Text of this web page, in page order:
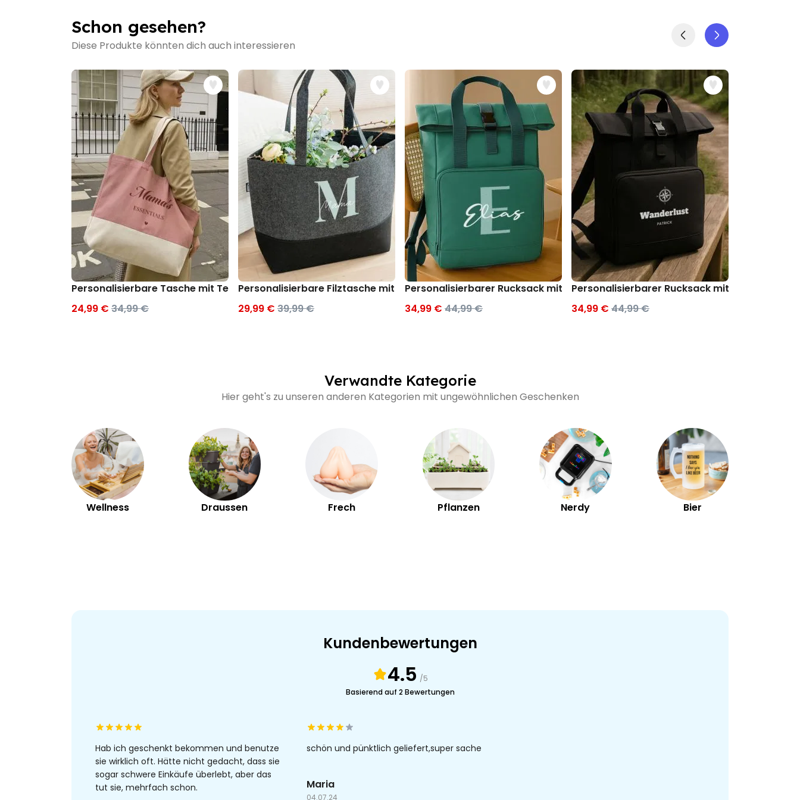
Schon gesehen?
Diese Produkte könnten dich auch interessieren
Personalisierbare Tasche mit Text und Symbol
24,99 € 34,99 €
Personalisierbare Filztasche mit Monogramm
29,99 € 39,99 €
Personalisierbarer Rucksack mit Monogramm
34,99 € 44,99 €
Personalisierbarer Rucksack mit Symbol und
34,99 € 44,99 €
Verwandte Kategorie
Hier geht's zu unseren anderen Kategorien mit ungewöhnlichen Geschenken
Wellness Draussen Frech Pflanzen Nerdy Bier
Kundenbewertungen
4.5 /5
Basierend auf 2 Bewertungen
Hab ich geschenkt bekommen und benutze
sie wirklich oft. Hätte nicht gedacht, dass sie
sogar schwere Einkäufe überlebt, aber das
tut sie, mehrfach schon.
schön und pünktlich geliefert,super sache
Maria
04.07.24